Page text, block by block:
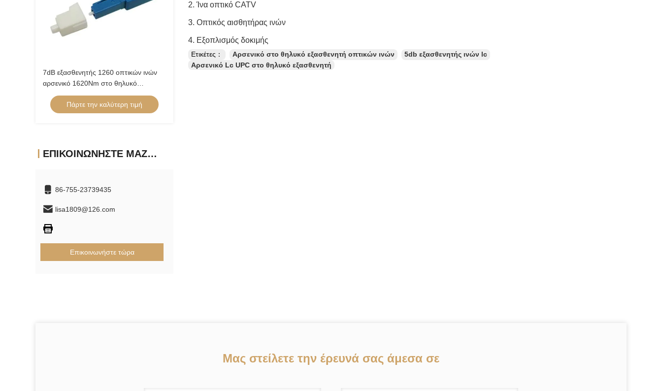
7dB εξασθενητής 1260 οπτικών ινών
αρσενικό 1620Nm στο θηλυκό
συνδετήρα LC
Πάρτε την καλύτερη τιμή
ΕΠΙΚΟΙΝΩΝΉΣΤΕ ΜΑΖΊ ΜΑΣ
86-755-23739435
lisa1809@126.com
Επικοινωνήστε τώρα
2. Ίνα οπτικό CATV
3. Οπτικός αισθητήρας ινών
4. Εξοπλισμός δοκιμής
Ετικέτες： Αρσενικό στο θηλυκό εξασθενητή οπτικών ινών
5db εξασθενητής ινών lc
Αρσενικό Lc UPC στο θηλυκό εξασθενητή
Μας στείλετε την έρευνά σας άμεσα σε